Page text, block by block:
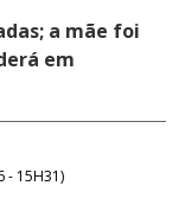
a mãe foi
em
- 15H31)